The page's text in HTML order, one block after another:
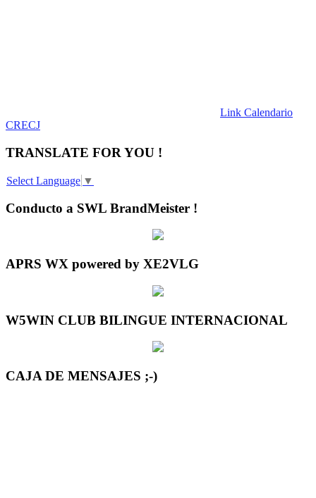
Link Calendario
CRECJ
TRANSLATE FOR YOU !
Select Language ▼
Conducto a SWL BrandMeister !
APRS WX powered by XE2VLG
W5WIN CLUB BILINGUE INTERNACIONAL
CAJA DE MENSAJES ;-)